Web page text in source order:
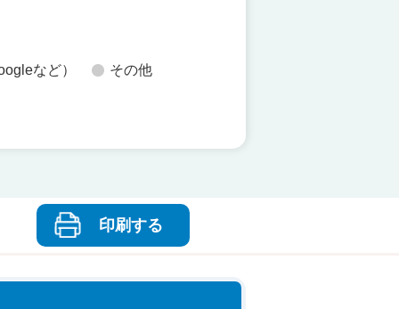
など） その他
印刷する